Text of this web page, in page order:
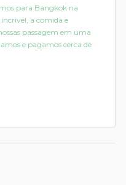
para Bangkok na
a comida e
passagem em uma
e pagamos cerca de